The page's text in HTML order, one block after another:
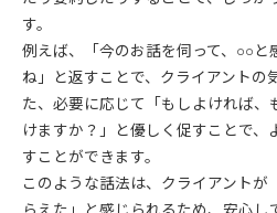
す。
例えば、「今のお話を伺って、○○と
ね」と返すことで、クライアントの
た、必要に応じて「もしよければ、
けますか？」と優しく促すことで、
すことができます。
このような話法は、クライアントが